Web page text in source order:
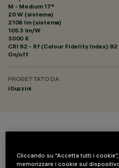
M - Medium 17°
20 W (sistema)
2106 lm (sistema)
105.3 lm/W
3000 K
CRI 92 - Rf (Colour Fidelity Index) 92
On/off
PROGETTATO DA
iGuzzini
Cliccando su “Accetta tutti i
memorizzare i cookie sul